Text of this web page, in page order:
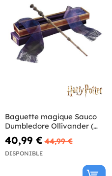
Baguette magique Sauco
Dumbledore Ollivander (
Réplique Officielle) - Harry
Potter
40,99 € 44,99 €
DISPONIBLE